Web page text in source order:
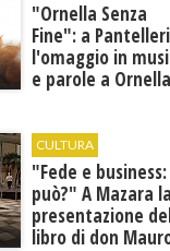
​"Ornella Senza
Fine": a
l'omaggio in
e parole a Ornella
CULTURA
"Fede e
può?" A Mazara la
presentazione
libro di don